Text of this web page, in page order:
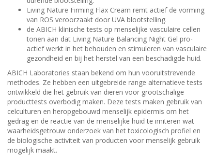
Living Nature Firming Flax Cream remt actief de vorming
van ROS veroorzaakt door UVA blootstelling.
de ABICH klinische tests op menselijke vasculaire cellen
tonen aan dat Living Nature Balancing Night Gel pro-
actief werkt in het behouden en stimuleren van vasculaire
gezondheid en bij het herstel van een beschadigde huid.
ABICH Laboratories staan bekend om hun vooruitstrevende
methodes. Ze hebben een uitgebreide range alternatieve tests
ontwikkeld die het gebruik van dieren voor grootschalige
producttests overbodig maken. Deze tests maken gebruik van
celculturen en heropgebouwd menselijk epidermis om het
gedrag en de reactie van de menselijke huid te imiteren wat
waarheidsgetrouw onderzoek van het toxicologisch profiel en
de biologische activiteit van producten voor menselijk gebruik
mogelijk maakt.